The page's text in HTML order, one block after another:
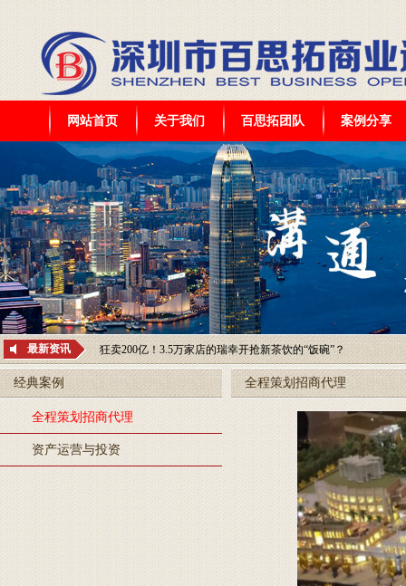
网站首页 关于我们 百思拓团队 案例分享
最新资讯
轻上签约“九球天后”潘晓婷，健康潮饮品牌为何选中她？
万亿外卖赛道竞争加剧，一棵大树如何打通美团、饿了么、淘
购，构建多平台外卖代运营高水平服务
182亿元！又一万店餐饮巨头被卖了
狂卖200亿！3.5万家店的瑞幸开抢新茶饮的“饭碗”？
海底捞开首家川菜馆，能否复制火锅的千店神话？
快餐、咖啡巨头们集体卖汉堡，汉堡战争2.0开战
5天“碰瓷”6家餐馆？别让恶意索赔压垮中小商家
麦当劳“大拱门”营销活动病毒式传播价值1800万美元 但客流量
2.2%
新茶饮行业“加盟为王下沉制胜”
经典案例
全程策划招商代理
资产运营与投资
全程策划招商代理